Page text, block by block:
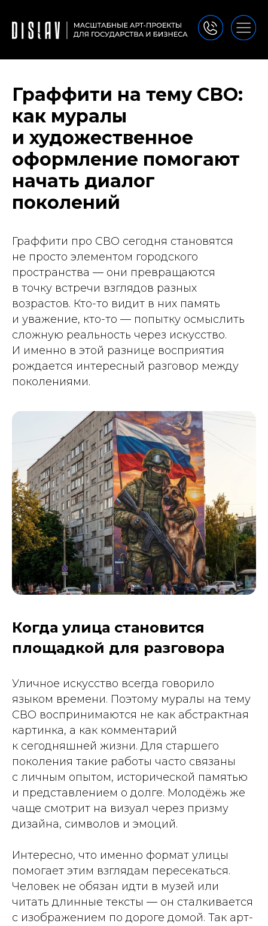
Граффити на тему СВО:
как муралы
и художественное
оформление помогают
начать диалог
поколений
Граффити про СВО сегодня становятся
не просто элементом городского
пространства — они превращаются
в точку встречи взглядов разных
возрастов. Кто-то видит в них память
и уважение, кто-то — попытку осмыслить
сложную реальность через искусство.
И именно в этой разнице восприятия
рождается интересный разговор между
поколениями.
Когда улица становится
площадкой для разговора
Уличное искусство всегда говорило
языком времени. Поэтому муралы на тему
СВО воспринимаются не как абстрактная
картинка, а как комментарий
к сегодняшней жизни. Для старшего
поколения такие работы часто связаны
с личным опытом, исторической памятью
и представлением о долге. Молодёжь же
чаще смотрит на визуал через призму
дизайна, символов и эмоций.
Интересно, что именно формат улицы
помогает этим взглядам пересекаться.
Человек не обязан идти в музей или
читать длинные тексты — он сталкивается
с изображением по дороге домой. Так арт-